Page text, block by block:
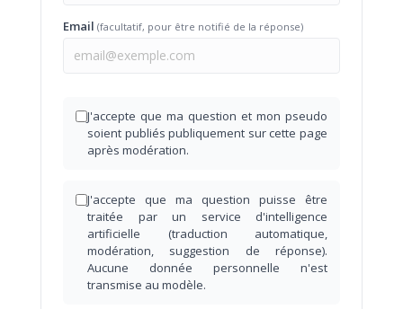
Email (facultatif, pour être notifié de la réponse)
J'accepte que ma question et mon pseudo
soient publiés publiquement sur cette page
après modération.
J'accepte que ma question puisse être
traitée par un service d'intelligence
artificielle (traduction automatique,
modération, suggestion de réponse).
Aucune donnée personnelle n'est
transmise au modèle.